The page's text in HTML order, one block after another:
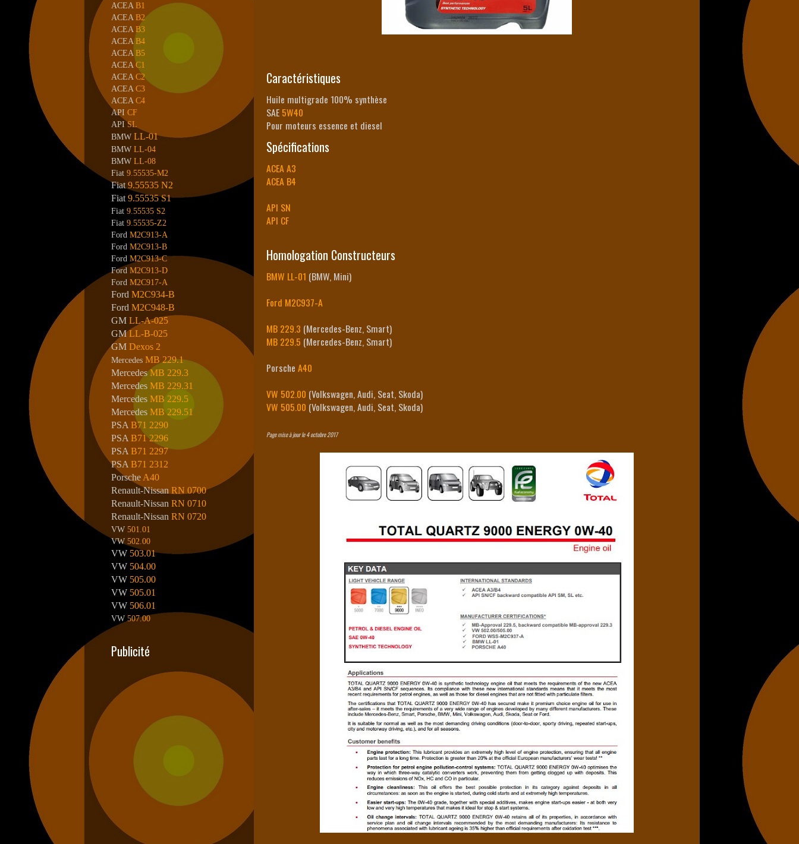
Caractéristiques
Huile multigrade 100% synthèse
SAE 5W40
Pour moteurs essence et diesel
Spécifications
ACEA A3
ACEA B4
API SN
API CF
Homologation Constructeurs
BMW LL-01 (BMW, Mini)
Ford M2C937-A
MB 229.3 (Mercedes-Benz, Smart)
MB 229.5 (Mercedes-Benz, Smart)
Porsche A40
VW 502.00 (Volkswagen, Audi, Seat, Skoda)
VW 505.00 (Volkswagen, Audi, Seat, Skoda)
Page mise à jour le 4 octobre 2017
ACEAB1
ACEAB2
ACEAB3
ACEAB4
ACEAB5
ACEAC1
ACEAC2
ACEAC3
ACEAC4
API CF
APISL
BMW LL-01
BMW LL-04
BMW LL-08
Fiat 9.55535-M2
Fiat 9.55535 N2
Fiat 9.55535 S1
Fiat 9.55535 S2
Fiat 9.55535-Z2
Ford M2C913-A
Ford M2C913-B
Ford M2C913-C
Ford M2C913-D
Ford M2C917-A
Ford M2C934-B
Ford M2C948-B
GM LL-A-025
GMLL-B-025
GM Dexos 2
Mercedes MB 229.1
MercedesMB 229.3
Mercedes MB 229.31
Mercedes MB 229.5
Mercedes MB 229.51
PSA B71 2290
PSA B71 2296
PSA B71 2297
PSA B71 2312
Porsche A40
Renault-Nissan RN 0700
Renault-Nissan RN 0710
Renault-Nissan RN 0720
VW 501.01
VW 502.00
VW 503.01
VW 504.00
VW 505.00
VW 505.01
VW 506.01
VW 507.00
Publicité